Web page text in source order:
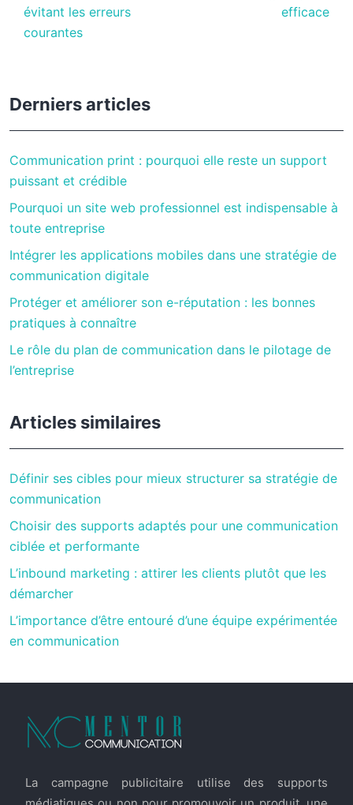
évitant les erreurs
courantes
efficace
Derniers articles
Communication print : pourquoi elle reste un support
puissant et crédible
Pourquoi un site web professionnel est indispensable à
toute entreprise
Intégrer les applications mobiles dans une stratégie de
communication digitale
Protéger et améliorer son e-réputation : les bonnes
pratiques à connaître
Le rôle du plan de communication dans le pilotage de
l’entreprise
Articles similaires
Définir ses cibles pour mieux structurer sa stratégie de
communication
Choisir des supports adaptés pour une communication
ciblée et performante
L’inbound marketing : attirer les clients plutôt que les
démarcher
L’importance d’être entouré d’une équipe expérimentée
en communication
La campagne publicitaire utilise des supports